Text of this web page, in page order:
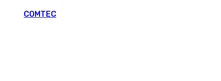
COMTEC